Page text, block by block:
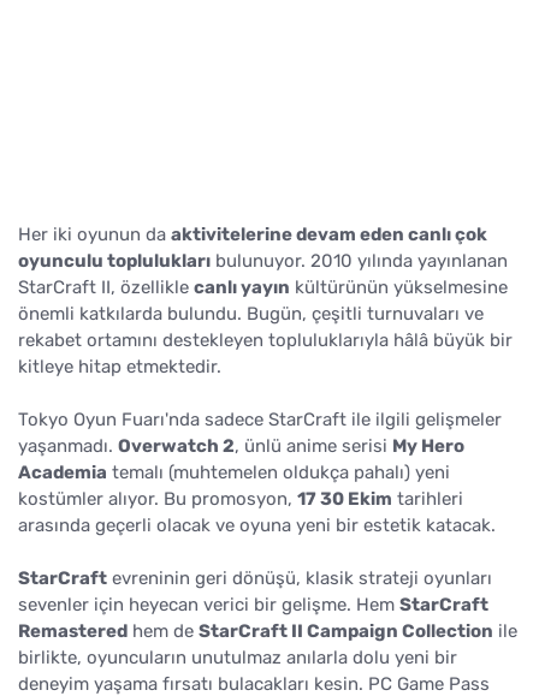
Her iki oyunun da aktivitelerine devam eden canlı çok
oyunculu toplulukları bulunuyor. 2010 yılında yayınlanan
StarCraft II, özellikle canlı yayın kültürünün yükselmesine
önemli katkılarda bulundu. Bugün, çeşitli turnuvaları ve
rekabet ortamını destekleyen topluluklarıyla hâlâ büyük bir
kitleye hitap etmektedir.
Tokyo Oyun Fuarı'nda sadece StarCraft ile ilgili gelişmeler
yaşanmadı. Overwatch 2, ünlü anime serisi My Hero
Academia temalı (muhtemelen oldukça pahalı) yeni
kostümler alıyor. Bu promosyon, 17 30 Ekim tarihleri
arasında geçerli olacak ve oyuna yeni bir estetik katacak.
StarCraft evreninin geri dönüşü, klasik strateji oyunları
sevenler için heyecan verici bir gelişme. Hem StarCraft
Remastered hem de StarCraft II Campaign Collection ile
birlikte, oyuncuların unutulmaz anılarla dolu yeni bir
deneyim yaşama fırsatı bulacakları kesin. PC Game Pass